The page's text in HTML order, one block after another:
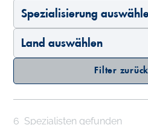
Spezialisierung auswählen
Land auswählen
Filter
6 Spezialisten gefunden